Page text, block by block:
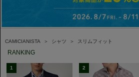
CAMICIANISTA ＞ シャツ ＞ スリムフィット
RANKING
1 2